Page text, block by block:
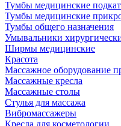
Тумбы медицинские
Тумбы медицинские
Тумбы общего назначения
Умывальники
Ширмы медицинские
Красота
Массажное оборудование
Массажные кресла
Массажные столы
Стулья для массажа
Вибромассажеры
Кресла для косметологии